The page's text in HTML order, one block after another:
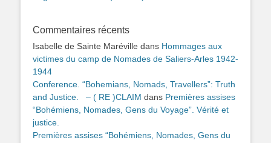
Commentaires récents
Isabelle de Sainte Maréville dans Hommages aux
victimes du camp de Nomades de Saliers-Arles 1942-
1944
Conference. “Bohemians, Nomads, Travellers”: Truth
and Justice. – ( RE )CLAIM dans Premières assises
“Bohémiens, Nomades, Gens du Voyage”. Vérité et
justice.
Premières assises “Bohémiens, Nomades, Gens du